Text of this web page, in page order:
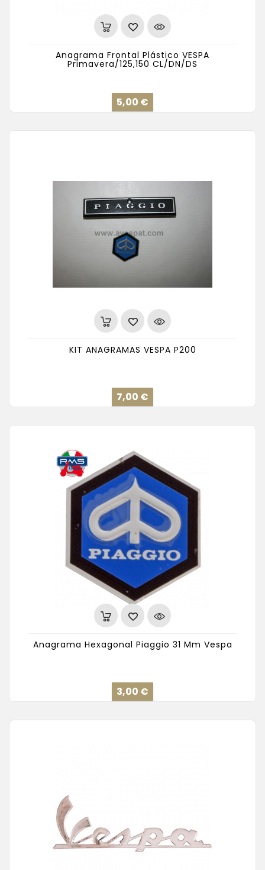
Anagrama Frontal Plástico VESPA
Primavera/125,150 CL/DN/DS
5,00 €
KIT ANAGRAMAS VESPA P200
7,00 €
Anagrama Hexagonal Piaggio 31 Mm Vespa
3,00 €